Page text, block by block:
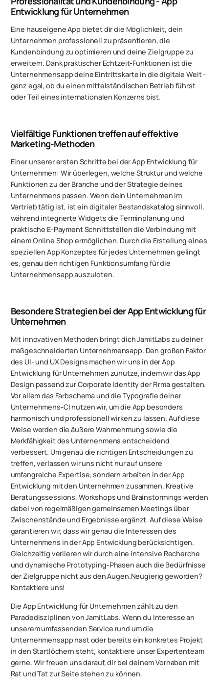
Entwicklung für Unternehmen
Eine hauseigene App bietet dir die Möglichkeit, dein
Unternehmen professionell zu präsentieren, die
Kundenbindung zu optimieren und deine Zielgruppe zu
erweitern. Dank praktischer Echtzeit-Funktionen ist die
Unternehmensapp deine Eintrittskarte in die digitale Welt -
ganz egal, ob du einen mittelständischen Betrieb führst
oder Teil eines internationalen Konzerns bist.
Vielfältige Funktionen treffen auf effektive
Marketing-Methoden
Einer unserer ersten Schritte bei der App Entwicklung für
Unternehmen: Wir überlegen, welche Struktur und welche
Funktionen zu der Branche und der Strategie deines
Unternehmens passen. Wenn dein Unternehmen im
Vertrieb tätig ist, ist ein digitaler Bestandskatalog sinnvoll,
während integrierte Widgets die Terminplanung und
praktische E-Payment Schnittstellen die Verbindung mit
einem Online Shop ermöglichen. Durch die Erstellung eines
speziellen App Konzeptes für jedes Unternehmen gelingt
es, genau den richtigen Funktionsumfang für die
Unternehmensapp auszuloten.
Besondere Strategien bei der App Entwicklung für
Unternehmen
Mit innovativen Methoden bringt dich JamitLabs zu deiner
maßgeschneiderten Unternehmensapp. Den großen Faktor
des UI- und UX Designs machen wir uns in der App
Entwicklung für Unternehmen zunutze, indem wir das App
Design passend zur Corporate Identity der Firma gestalten.
Vor allem das Farbschema und die Typografie deiner
Unternehmens-CI nutzen wir, um die App besonders
harmonisch und professionell wirken zu lassen. Auf diese
Weise werden die äußere Wahrnehmung sowie die
Merkfähigkeit des Unternehmens entscheidend
verbessert. Um genau die richtigen Entscheidungen zu
treffen, verlassen wir uns nicht nur auf unsere
umfangreiche Expertise, sondern arbeiten in der App
Entwicklung mit den Unternehmen zusammen. Kreative
Beratungssessions, Workshops und Brainstormings werden
dabei von regelmäßigen gemeinsamen Meetings über
Zwischenstände und Ergebnisse ergänzt. Auf diese Weise
garantieren wir, dass wir genau die Interessen des
Unternehmens in der App Entwicklung berücksichtigen.
Gleichzeitig verlieren wir durch eine intensive Recherche
und dynamische Prototyping-Phasen auch die Bedürfnisse
der Zielgruppe nicht aus den Augen.Neugierig geworden?
Kontaktiere uns!
Die App Entwicklung für Unternehmen zählt zu den
Paradedisziplinen von JamitLabs. Wenn du Interesse an
unserem umfassenden Service rund um die
Unternehmensapp hast oder bereits ein konkretes Projekt
in den Startlöchern steht, kontaktiere unser Expertenteam
gerne. Wir freuen uns darauf, dir bei deinem Vorhaben mit
Rat und Tat zur Seite stehen zu können.